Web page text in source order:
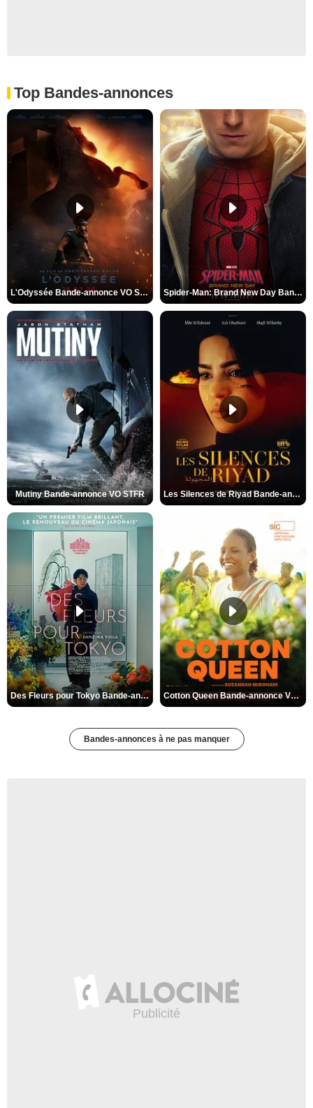
Top Bandes-annonces
L'Odyssée Bande-annonce VO STFR Spider-Man: Brand New Day Bande-annonce VO STFR
Mutiny Bande-annonce VO STFR Les Silences de Riyad Bande-annonce VO STFR
Des Fleurs pour Tokyo Bande-annonce VO STFR Cotton Queen Bande-annonce VO STFR
Bandes-annonces à ne pas manquer